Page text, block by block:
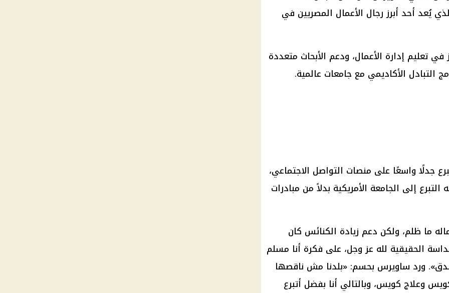
يُعد أحد أبرزرجال الأعمال المصريين في
في تعليم إدارة الأعمال، ودعم الأبحاث متعددة
التبادل الأكاديمي مع جامعات عالمية.
جدلًا واسعًا على منصات التواصل الاجتماعي،
إلى الجامعة الأمريكية بدلاً من مبادرات
ما ظلم، ولكن دعم زيادة الكنائس كان
الحقيقية لله عز وجل، على فكرة أنا مسلم
ورد ساويرس بحسم: «بلدنا مش ناقصها
وعلاج كويس، وبالتالي أنا بفضل أتبرع